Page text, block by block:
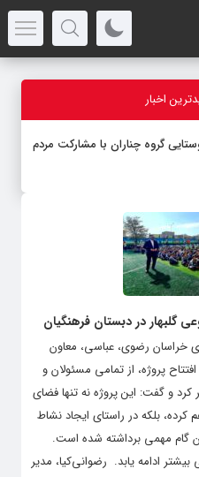
اخبار
گروه چناران با مشارکت مردم
گلبهار در دبستان فرهنگیان
خراسان رضوی، عباسی، معاون
پروژه، از تمامی مسئولان و
و گفت: این پروژه نه تنها فضای
بلکه در راستای ایجاد نشاط
گام مهمی برداشته شده است.
بیشتر ادامه یابد. ‌ رضوانی‌کیا، مدیر